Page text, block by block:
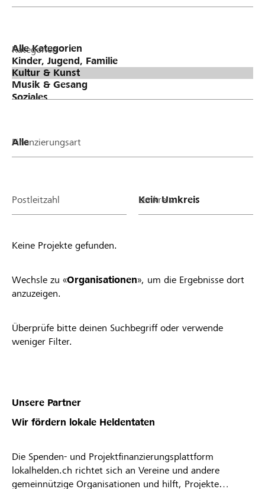
Kategorien
Finanzierungsart
Postleitzahl Umkreis
Keine Projekte gefunden.
Wechsle zu «Organisationen», um die Ergebnisse dort
anzuzeigen.
Überprüfe bitte deinen Suchbegriff oder verwende
weniger Filter.
Unsere Partner
Wir fördern lokale Heldentaten
Die Spenden- und Projektfinanzierungsplattform
lokalhelden.ch richtet sich an Vereine und andere
gemeinnützige Organisationen und hilft, Projekte